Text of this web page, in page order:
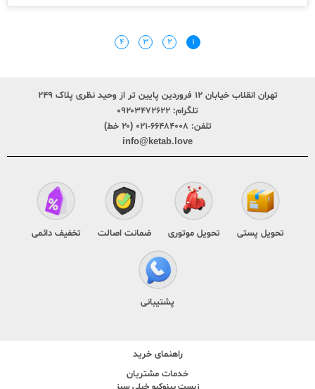
۱ ۲ ۳ ۴
تهران انقلاب خیابان ۱۲ فروردین پایین تر از وحید نظری پلاک ۲۴۹
تلگرام: ۰۹۲۰۳۴۷۲۶۲۲
تلفن: ۶۶۴۸۴۰۰۸-۰۲۱ (۲۰ خط)
info@ketab.love
تحویل پستی تحویل موتوری ضمانت اصالت تخفیف دائمی
پشتیبانی
راهنمای خرید
خدمات مشتریان